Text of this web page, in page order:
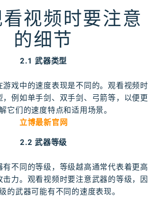
视频时要注意
的细节
2.1 武器类型
游戏中的速度表现是不同的。观看视频时
例如单手剑、双手剑、弓箭等，以便更
它们的速度特点和适用场景。
立博最新官网
2.2 武器等级
有不同的等级，等级越高通常代表着更高
击力。观看视频时要注意武器的等级，因
的武器可能有不同的速度表现。